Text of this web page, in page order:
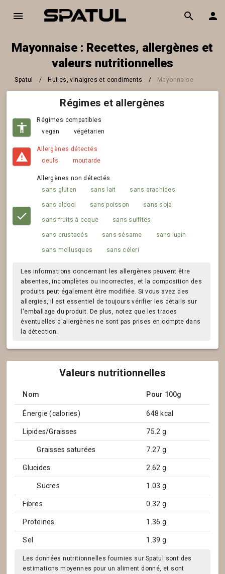
Mayonnaise : Recettes, allergènes et
valeurs nutritionnelles
Spatul / Huiles, vinaigres et condiments / Mayonnaise
Régimes et allergènes
Régimes compatibles
vegan
végétarien
Allergènes détectés
oeufs
moutarde
Allergènes non détectés
sans gluten
sans lait sans arachides
sans alcool sans poisson sans soja
sans fruits à coque sans sulfites
sans crustacés sans sésame sans lupin
sans mollusques sans céleri
Les informations concernant les allergènes peuvent être
absentes, incomplètes ou incorrectes, et la composition des
produits peut également être modifiée. Si vous avez des
allergies, il est essentiel de toujours vérifier les détails sur
l'emballage du produit. De plus, notez que les traces
éventuelles d'allergènes ne sont pas prises en compte dans
la détection.
Valeurs nutritionnelles
Nom Pour 100g
Énergie (calories) 648 kcal
Lipides/Graisses 75.2 g
Graisses saturées 7.27 g
Glucides 2.62 g
Sucres 1.03 g
Fibres 0.32 g
Proteines 1.36 g
Sel 1.39 g
Les données nutritionnelles fournies sur Spatul sont des
estimations moyennes pour un aliment donné, et sont